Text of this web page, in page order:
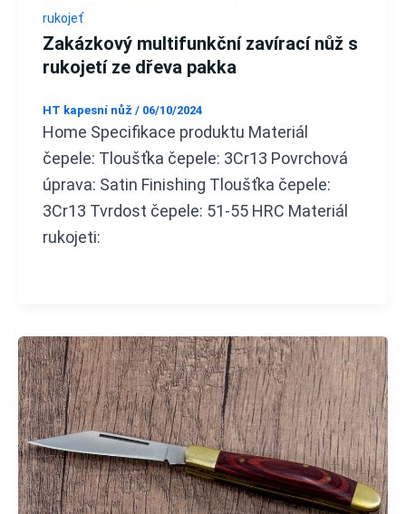
rukojeť
Zakázkový multifunkční zavírací nůž s
rukojetí ze dřeva pakka
HT kapesní nůž / 06/10/2024
Home Specifikace produktu Materiál
čepele: Tloušťka čepele: 3Cr13 Povrchová
úprava: Satin Finishing Tloušťka čepele:
3Cr13 Tvrdost čepele: 51-55 HRC Materiál
rukojeti: